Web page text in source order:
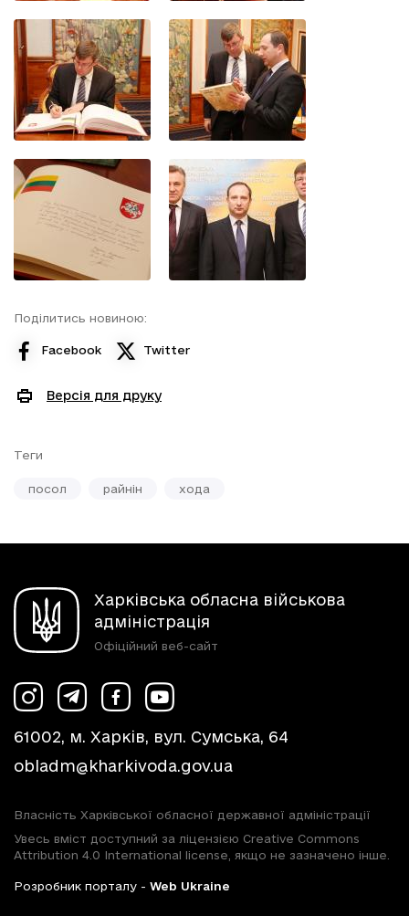
Поділитись новиною:
Facebook Twitter
Версія для друку
Теги
посол райнін хода
Харківська обласна військова
адміністрація
Офіційний веб-сайт
61002, м. Харків, вул. Сумська, 64
obladm@kharkivoda.gov.ua
Власність Харківської обласної державної адміністрації
Увесь вміст доступний за ліцензією Creative Commons
Attribution 4.0 International license, якщо не зазначено інше.
Розробник порталу - Web Ukraine